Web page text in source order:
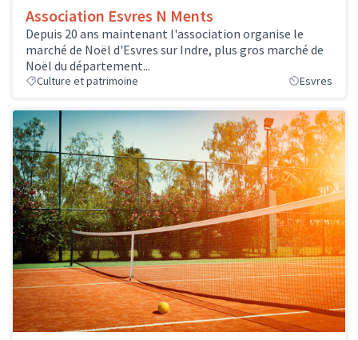
Association Esvres N Ments
Depuis 20 ans maintenant l'association organise le
marché de Noël d'Esvres sur Indre, plus gros marché de
Noël du département...
Culture et patrimoine Esvres